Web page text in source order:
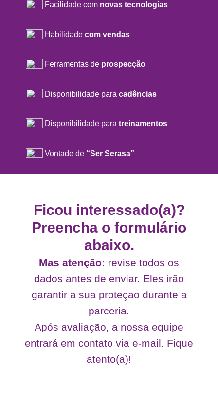
Facilidade com novas tecnologias
Habilidade com vendas
Ferramentas de prospecção
Disponibilidade para cadências
Disponibilidade para treinamentos
Vontade de “Ser Serasa”
Ficou interessado(a)?
Preencha o formulário
abaixo.
Mas atenção: revise todos os
dados antes de enviar. Eles irão
garantir a sua proteção durante a
parceria.
Após avaliação, a nossa equipe
entrará em contato via e-mail. Fique
atento(a)!